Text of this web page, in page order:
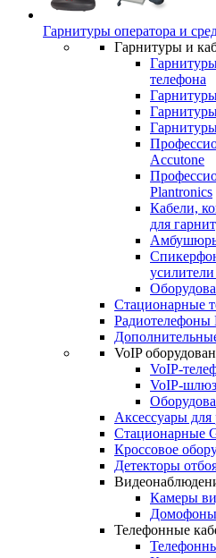
Гарнитуры оператора и
Гарнитуры и
телефона
Accutone
Plantronics
Кабели,
для
Амбушюры
Стационарные
Радиотелефоны
VoIP
VoIP-
VoIP-
Аксессуары для
Стационарные
Кроссовое
Детекторы
Камеры
Домофоны
Телефонные